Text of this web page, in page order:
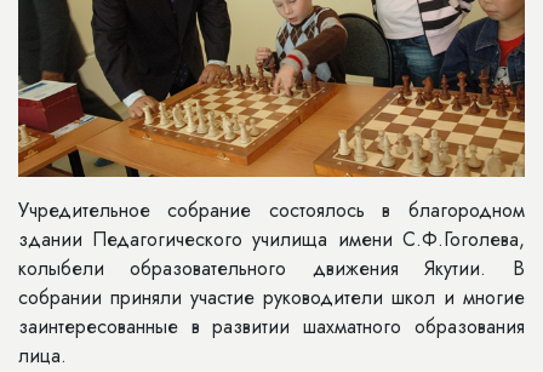
Учредительное собрание состоялось в благородном
здании Педагогического училища имени С.Ф.Гоголева,
колыбели образовательного движения Якутии. В
собрании приняли участие руководители школ и многие
заинтересованные в развитии шахматного образования
лица.